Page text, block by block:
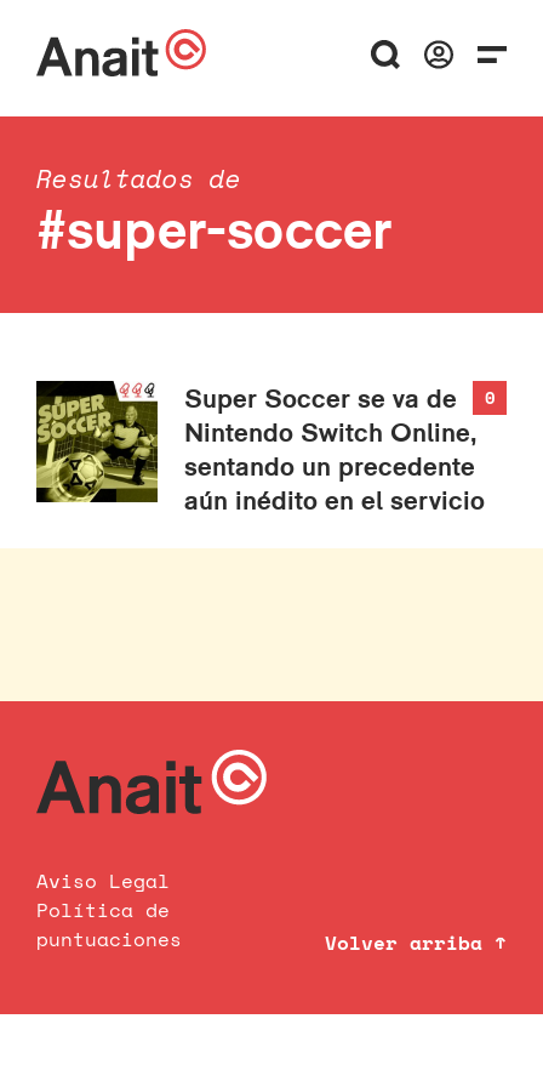
Resultados de
#super-soccer
0
Super Soccer se va de
Nintendo Switch Online,
sentando un precedente
aún inédito en el servicio
Aviso Legal
Política de
puntuaciones
Volver arriba ↑